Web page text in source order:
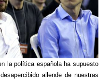
la política española ha supuesto
allende de nuestras